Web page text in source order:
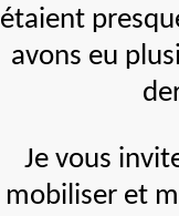
étaient
avons eu
Je vous
mobiliser et